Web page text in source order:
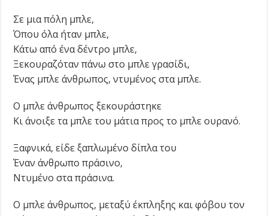
Σε μια πόλη μπλε,
Όπου όλα ήταν μπλε,
Κάτω από ένα δέντρο μπλε,
Ξεκουραζόταν πάνω στο μπλε γρασίδι,
Ένας μπλε άνθρωπος, ντυμένος στα μπλε.
Ο μπλε άνθρωπος ξεκουράστηκε
Κι άνοιξε τα μπλε του μάτια προς το μπλε ουρανό.
Ξαφνικά, είδε ξαπλωμένο δίπλα του
Έναν άνθρωπο πράσινο,
Ντυμένο στα πράσινα.
Ο μπλε άνθρωπος, μεταξύ έκπληξης και φόβου τον